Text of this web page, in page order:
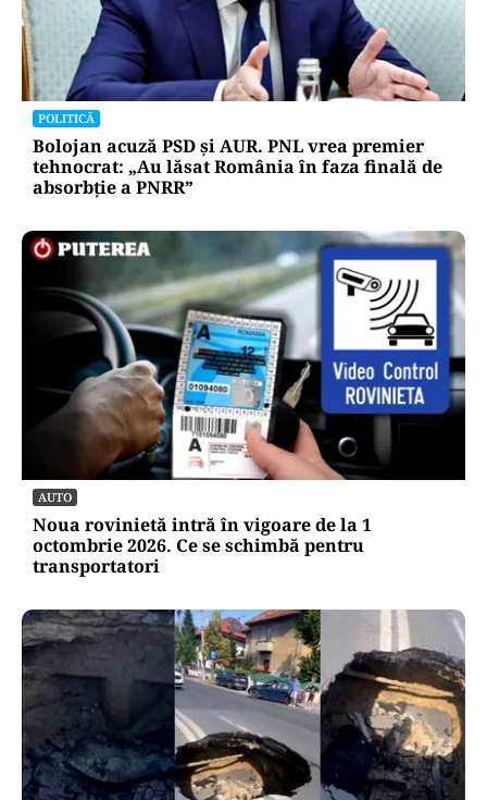
POLITICĂ
Bolojan acuză PSD și AUR. PNL vrea premier
tehnocrat: „Au lăsat România în faza finală de
absorbţie a PNRR”
AUTO
Noua rovinietă intră în vigoare de la 1
octombrie 2026. Ce se schimbă pentru
transportatori